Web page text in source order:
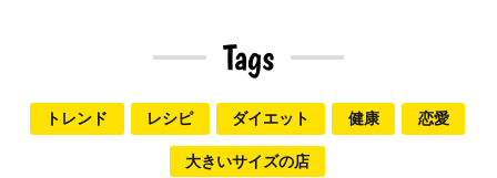
Tags
トレンド レシピ ダイエット 健康 恋愛
大きいサイズの店